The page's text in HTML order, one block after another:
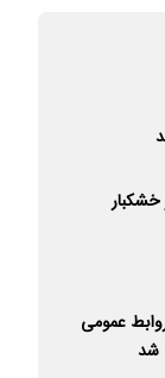
عمومی
شد